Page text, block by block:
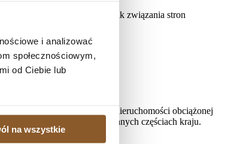
i analizować
społecznościowym,
od Ciebie lub
na wszystkie
definitywnie potwierdziło brak związania stron
istnieje potrzeba sprzedaży nieruchomości obciążonej
kredytobiorcom także w innych częściach kraju.